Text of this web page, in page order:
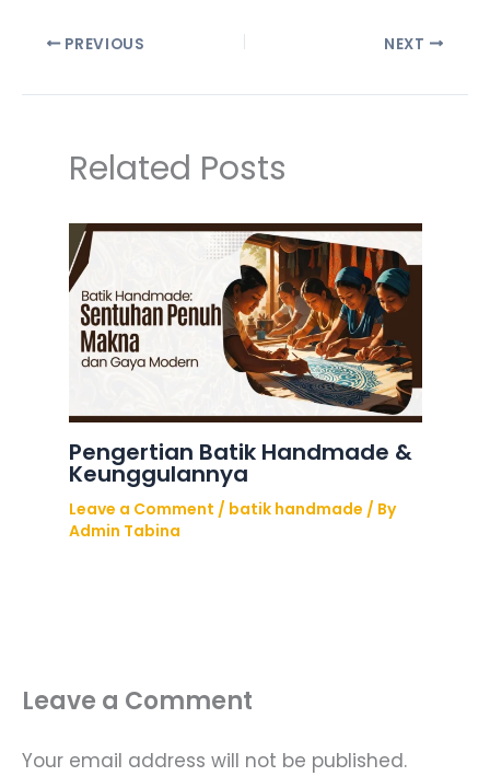
PREVIOUS NEXT
Related Posts
Pengertian Batik Handmade &
Keunggulannya
Leave a Comment / batik handmade / By
Admin Tabina
Leave a Comment
Your email address will not be published.